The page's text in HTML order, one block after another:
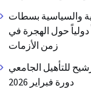
والسياسية بسطات
حول الهجرة في
زمن الأزمات
للتأهيل الجامعي
دورة فبراير 2026